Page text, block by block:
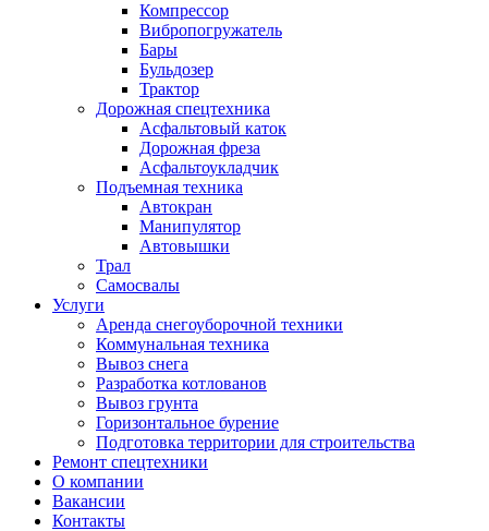
Компрессор
Вибропогружатель
Бары
Бульдозер
Трактор
Дорожная спецтехника
Асфальтовый каток
Дорожная фреза
Асфальтоукладчик
Подъемная техника
Автокран
Манипулятор
Автовышки
Трал
Самосвалы
Услуги
Аренда снегоуборочной техники
Коммунальная техника
Вывоз снега
Разработка котлованов
Вывоз грунта
Горизонтальное бурение
Подготовка территории для строительства
Ремонт спецтехники
О компании
Вакансии
Контакты